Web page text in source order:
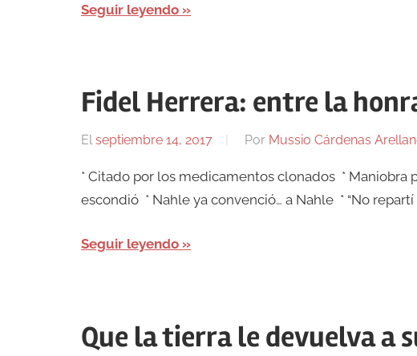
Seguir leyendo
Fidel Herrera: entre la
Elseptiembre 14, 2017 Por Mussio Cárdenas
* Citado por los medicamentos clonados * Maniobra
escondió * Nahle ya convenció… a Nahle * “No
Seguir leyendo
Que la tierra le devuelva a